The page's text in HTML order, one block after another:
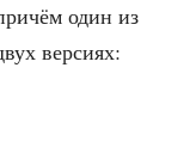
один из
вер­си­ях: